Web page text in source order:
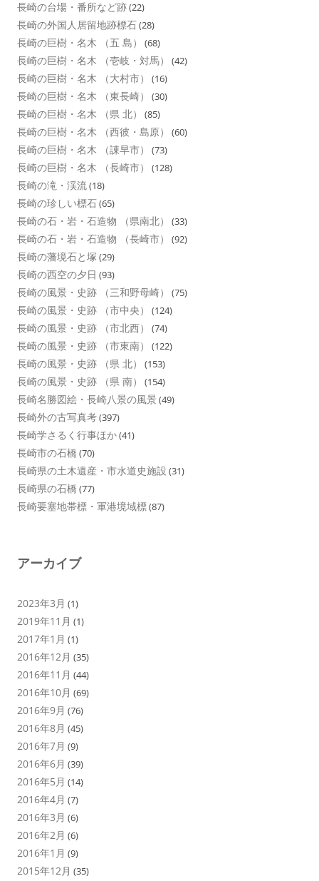
長崎の台場・番所など跡(22)
長崎の外国人居留地跡標石(28)
長崎の巨樹・名木 （五 島） (68)
長崎の巨樹・名木 （壱岐・対馬） (42)
長崎の巨樹・名木 （大村市） (16)
長崎の巨樹・名木 （東長崎） (30)
長崎の巨樹・名木 （県 北） (85)
長崎の巨樹・名木 （西彼・島原） (60)
長崎の巨樹・名木 （諌早市） (73)
長崎の巨樹・名木 （長崎市） (128)
長崎の滝・渓流(18)
長崎の珍しい標石(65)
長崎の石・岩・石造物 （県南北） (33)
長崎の石・岩・石造物 （長崎市） (92)
長崎の藩境石と塚 (29)
長崎の西空の夕日 (93)
長崎の風景・史跡 （三和野母崎） (75)
長崎の風景・史跡 （市中央） (124)
長崎の風景・史跡 （市北西） (74)
長崎の風景・史跡 （市東南） (122)
長崎の風景・史跡 （県 北） (153)
長崎の風景・史跡 （県 南） (154)
長崎名勝図絵・長崎八景の風景 (49)
長崎外の古写真考(397)
長崎学さるく行事ほか(41)
長崎市の石橋 (70)
長崎県の土木遺産・市水道史施設 (31)
長崎県の石橋 (77)
長崎要塞地帯標・軍港境域標(87)
アーカイブ
2023年3月 (1)
2019年11月 (1)
2017年1月 (1)
2016年12月 (35)
2016年11月 (44)
2016年10月 (69)
2016年9月 (76)
2016年8月 (45)
2016年7月 (9)
2016年6月 (39)
2016年5月 (14)
2016年4月 (7)
2016年3月 (6)
2016年2月 (6)
2016年1月 (9)
2015年12月 (35)